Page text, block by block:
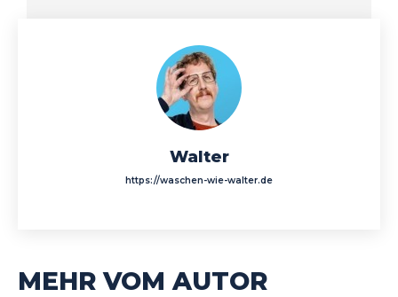
Walter
https://waschen-wie-walter.de
MEHR VOM AUTOR